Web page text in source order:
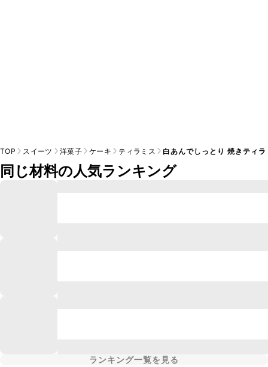
TOP スイーツ 洋菓子 ケーキ ティラミス 白あんでしっとり 焼きティラ
同じ材料の人気ランキング
ランキング一覧を見る